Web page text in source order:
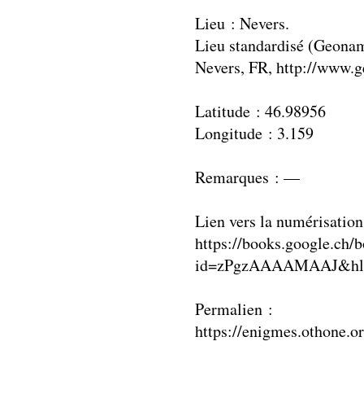
Lieu : Nevers.
Lieu standardisé
Nevers, FR, http://
Latitude : 46.98956
Longitude : 3.159
Remarques : —
Lien vers la
https://books.google.ch/
Permalien :
https://